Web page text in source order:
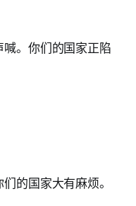
。你们的国家正陷
的国家大有麻烦。